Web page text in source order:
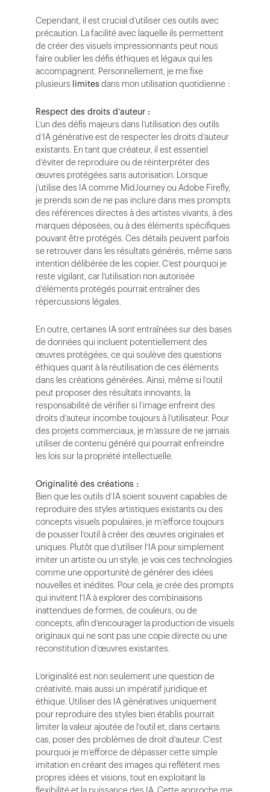
Cependant, il est crucial d’utiliser ces outils avec
précaution. La facilité avec laquelle ils permettent
de créer des visuels impressionnants peut nous
faire oublier les défis éthiques et légaux qui les
accompagnent. Personnellement, je me fixe
plusieurs limites dans mon utilisation quotidienne :
Respect des droits d’auteur :
L’un des défis majeurs dans l’utilisation des outils
d’IA générative est de respecter les droits d’auteur
existants. En tant que créateur, il est essentiel
d’éviter de reproduire ou de réinterpréter des
œuvres protégées sans autorisation. Lorsque
j’utilise des IA comme MidJourney ou Adobe Firefly,
je prends soin de ne pas inclure dans mes prompts
des références directes à des artistes vivants, à des
marques déposées, ou à des éléments spécifiques
pouvant être protégés. Ces détails peuvent parfois
se retrouver dans les résultats générés, même sans
intention délibérée de les copier. C’est pourquoi je
reste vigilant, car l’utilisation non autorisée
d’éléments protégés pourrait entraîner des
répercussions légales.
En outre, certaines IA sont entraînées sur des bases
de données qui incluent potentiellement des
œuvres protégées, ce qui soulève des questions
éthiques quant à la réutilisation de ces éléments
dans les créations générées. Ainsi, même si l’outil
peut proposer des résultats innovants, la
responsabilité de vérifier si l’image enfreint des
droits d’auteur incombe toujours à l’utilisateur. Pour
des projets commerciaux, je m’assure de ne jamais
utiliser de contenu généré qui pourrait enfreindre
les lois sur la propriété intellectuelle.
Originalité des créations :
Bien que les outils d’IA soient souvent capables de
reproduire des styles artistiques existants ou des
concepts visuels populaires, je m’efforce toujours
de pousser l’outil à créer des œuvres originales et
uniques. Plutôt que d’utiliser l’IA pour simplement
imiter un artiste ou un style, je vois ces technologies
comme une opportunité de générer des idées
nouvelles et inédites. Pour cela, je crée des prompts
qui invitent l’IA à explorer des combinaisons
inattendues de formes, de couleurs, ou de
concepts, afin d’encourager la production de visuels
originaux qui ne sont pas une copie directe ou une
reconstitution d’œuvres existantes.
L’originalité est non seulement une question de
créativité, mais aussi un impératif juridique et
éthique. Utiliser des IA génératives uniquement
pour reproduire des styles bien établis pourrait
limiter la valeur ajoutée de l’outil et, dans certains
cas, poser des problèmes de droit d’auteur. C’est
pourquoi je m’efforce de dépasser cette simple
imitation en créant des images qui reflètent mes
propres idées et visions, tout en exploitant la